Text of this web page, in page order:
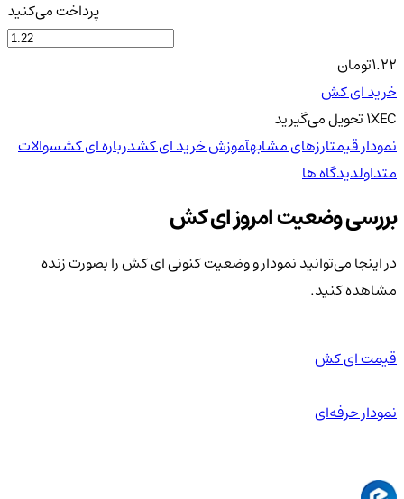
پرداخت می‌کنید
1.22تومان
خرید ای کش
1XECتحویلمی‌گیرید
نمودار قیمتارزهای مشابهآموزش خرید ای کشدرباره ای کشسوالات
متداولدیدگاه ها
بررسی وضعیت امروز ای کش
در اینجا می‌توانید نمودار و وضعیت کنونی ای کش را بصورت زنده
مشاهده کنید.
قیمت ای کش
نمودار حرفه‌ای